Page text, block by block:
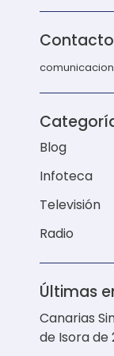
Blog
Infoteca
Televisión
Radio
Últimas
Canarias
de Isora de